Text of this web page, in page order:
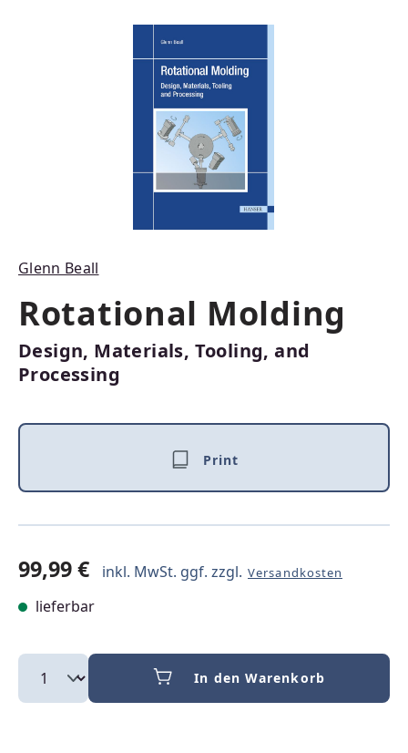
Glenn Beall
Rotational Molding
Design, Materials, Tooling, and
Processing
Print
99,99 € inkl. MwSt. ggf. zzgl. Versandkosten
lieferbar
In den Warenkorb